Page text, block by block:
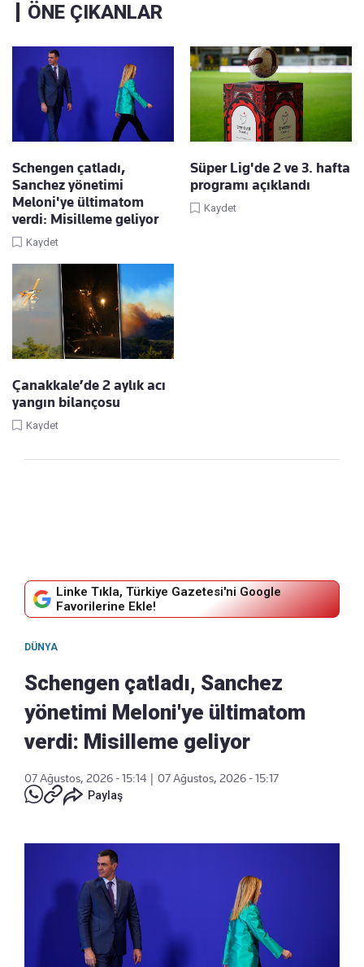
ÖNE ÇIKANLAR
Schengen çatladı,
Sanchez yönetimi
Meloni'ye ültimatom
verdi: Misilleme geliyor
Kaydet
Süper Lig'de 2 ve 3. hafta
programı açıklandı
Kaydet
Çanakkale’de 2 aylık acı
yangın bilançosu
Kaydet
Linke Tıkla, Türkiye Gazetesi'ni Google
Favorilerine Ekle!
DÜNYA
Schengen çatladı, Sanchez
yönetimi Meloni'ye ültimatom
verdi: Misilleme geliyor
07 Ağustos, 2026 - 15:14
07 Ağustos, 2026 - 15:17
Paylaş